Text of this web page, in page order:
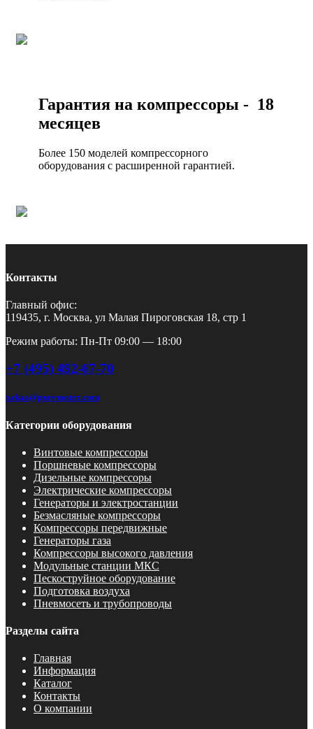
Гарантия на компрессоры - 18
месяцев
Более 150 моделей компрессорного
оборудования с расширенной гарантией.
Контакты
Главный офис:
119435, г. Москва, ул Малая Пироговская 18, стр 1
Режим работы: Пн-Пт 09:00 — 18:00
+7 (495) 492-67-70
zakaz@pnevmotex.com
Категории оборудования
Винтовые компрессоры
Поршневые компрессоры
Дизельные компрессоры
Электрические компрессоры
Генераторы и электростанции
Безмасляные компрессоры
Компрессоры передвижные
Генераторы газа
Компрессоры высокого давления
Модульные станции МКС
Пескоструйное оборудование
Подготовка воздуха
Пневмосеть и трубопроводы
Разделы сайта
Главная
Информация
Каталог
Контакты
О компании